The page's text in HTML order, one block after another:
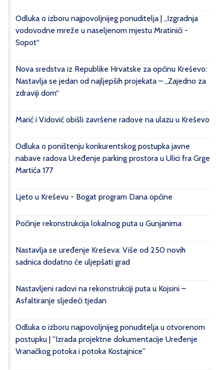
Odluka o izboru najpovoljnijeg ponuditelja | „Izgradnja
vodovodne mreže u naseljenom mjestu Mratinići -
Sopot“
Nova sredstva iz Republike Hrvatske za općinu Kreševo:
Nastavlja se jedan od najljepših projekata – „Zajedno za
zdraviji dom“
Marić i Vidović obišli završene radove na ulazu u Kreševo
Odluka o poništenju konkurentskog postupka javne
nabave radova Uređenje parking prostora u Ulici fra Grge
Martića 177
Ljeto u Kreševu - Bogat program Dana općine
Počinje rekonstrukcija lokalnog puta u Gunjanima
Nastavlja se uređenje Kreševa: Više od 250 novih
sadnica dodatno će uljepšati grad
Nastavljeni radovi na rekonstrukciji puta u Kojsini –
Asfaltiranje sljedeći tjedan
Odluka o izboru najpovoljnijeg ponuditelja u otvorenom
postupku | ''Izrada projektne dokumentacije Uređenje
Vranačkog potoka i potoka Kostajnice''